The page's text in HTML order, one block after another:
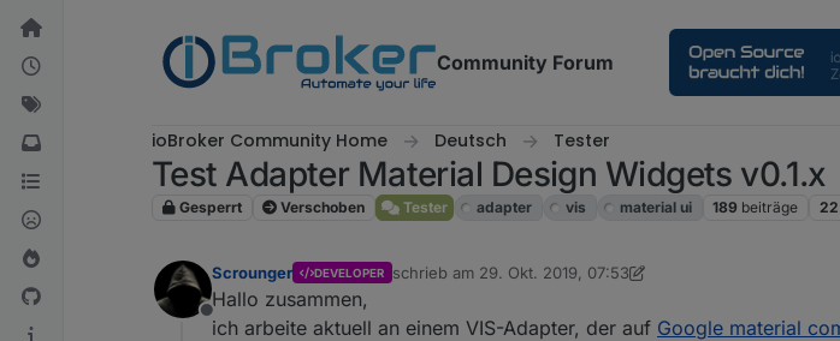
Weiter zum Inhalt
Community Forum
ioBroker Community Home Deutsch Tester
Test Adapter Material Design Widgets v0.1.x
Gesperrt Verschoben Tester adapter vis material ui 189 beiträge 22
Offline
Scrounger DEVELOPER schrieb am 29. Okt. 2019, 07:53
zuletzt editiert von Scrounger11. Jan. 2019, 19:46
Hallo zusammen,
ich arbeite aktuell an einem VIS-Adapter, der auf Google material